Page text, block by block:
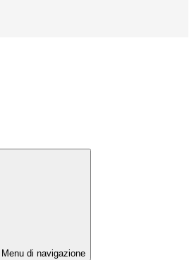
Menu di navigazione